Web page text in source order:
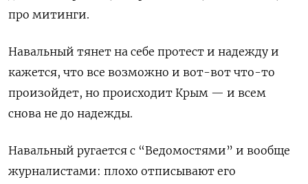
про митинги.
Навальный тянет на себе протест и надежду и
кажется, что все возможно и вот-вот что-то
произойдет, но происходит Крым — и всем
снова не до надежды.
Навальный ругается с “Ведомостями” и вообще
журналистами: плохо отписывают его